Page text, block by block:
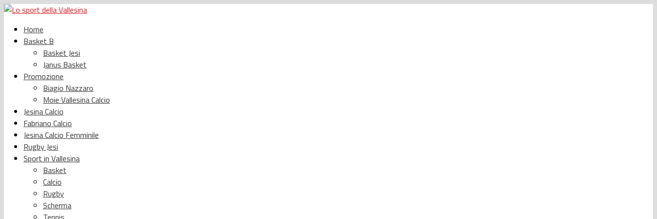
Home
Basket B
Basket Jesi
Janus Basket
Promozione
Biagio Nazzaro
Moie Vallesina Calcio
Jesina Calcio
Fabriano Calcio
Jesina Calcio Femminile
Rugby Jesi
Sport in Vallesina
Basket
Calcio
Rugby
Scherma